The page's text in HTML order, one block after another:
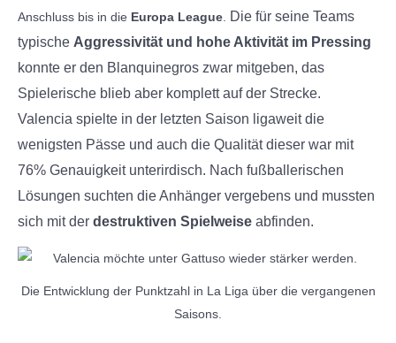
Anschluss bis in die Europa League
Die für seine Teams
typische Aggressivität und hohe Aktivität im Pressing
konnte er den Blanquinegros zwar mitgeben, das
Spielerische blieb aber komplett auf der Strecke.
Valencia spielte in der letzten Saison ligaweit die
wenigsten Pässe und auch die Qualität dieser war mit
76% Genauigkeit unterirdisch. Nach fußballerischen
Lösungen suchten die Anhänger vergebens und mussten
sich mit der destruktiven Spielweise abfinden.
Die Entwicklung der Punktzahl in La Liga über die vergangenen
Saisons.